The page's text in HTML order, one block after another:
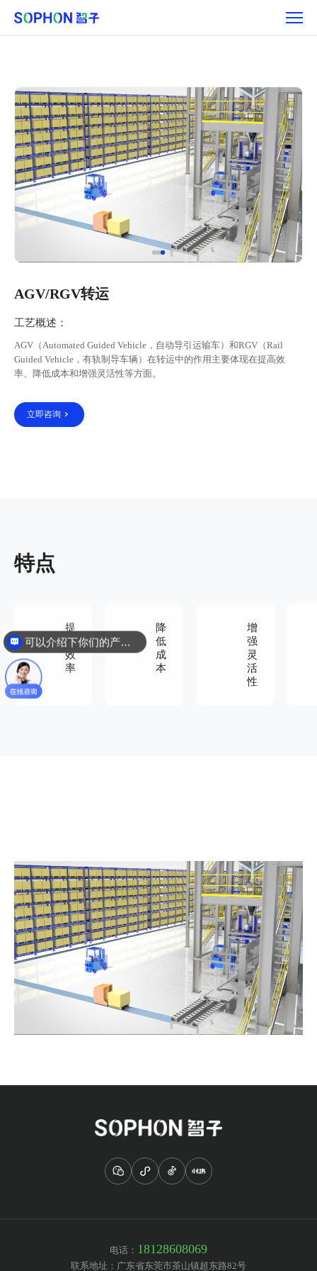
AGV/RGV转运
工艺概述：
‌AGV（Automated Guided Vehicle，自动导引运输车）和RGV（Rail
Guided Vehicle，有轨制导车辆）在转运中的作用主要体现在提高效
率、降低成本和增强灵活性等方面。
立即咨询
特点
提
高
效
率
降
低
成
本
增
强
灵
活
性
电话： 18128608069
联系地址： 广东省东莞市茶山镇超东路82号
可以介绍下你们的产品么？